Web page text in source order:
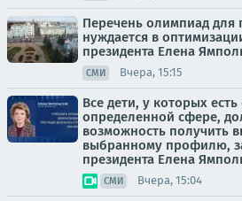
Перечень олимпиад для
нуждается в
президента Елена
СМИ Вчера, 15:15
Все дети, у которых
определенной сфере,
возможность получить
выбранному профилю,
президента Елена
СМИ Вчера, 15:04